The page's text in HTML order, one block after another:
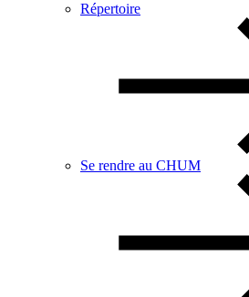
Répertoire
Se rendre au CHUM